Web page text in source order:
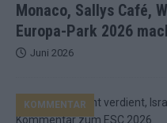
Monaco, Sallys Café,
Europa-Park 2026
Juni 2026
KOMMENTAR